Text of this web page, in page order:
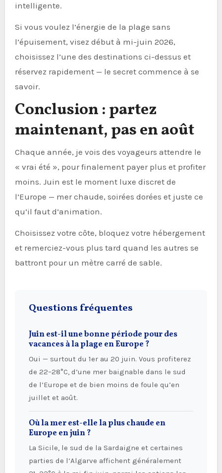
intelligente.
Si vous voulez l’énergie de la plage sans
l’épuisement, visez début à mi-juin 2026,
choisissez l’une des destinations ci-dessus et
réservez rapidement — le secret commence à se
savoir.
Conclusion : partez
maintenant, pas en août
Chaque année, je vois des voyageurs attendre le
« vrai été », pour finalement payer plus et profiter
moins. Juin est le moment luxe discret de
l’Europe — mer chaude, soirées dorées et juste ce
qu’il faut d’animation.
Choisissez votre côte, bloquez votre hébergement
et remerciez-vous plus tard quand les autres se
battront pour un mètre carré de sable.
Questions fréquentes
Juin est-il une bonne période pour des
vacances à la plage en Europe ?
Oui — surtout du 1er au 20 juin. Vous profiterez
de 22–28°C, d’une mer baignable dans le sud
de l’Europe et de bien moins de foule qu’en
juillet et août.
Où la mer est-elle la plus chaude en
Europe en juin ?
La Sicile, le sud de la Sardaigne et certaines
parties de l’Algarve affichent généralement